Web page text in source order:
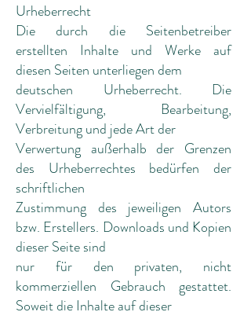
Urheberrecht
Die durch die Seitenbetreiber
erstellten Inhalte und Werke auf
diesen Seiten unterliegen dem
deutschen Urheberrecht. Die
Vervielfältigung, Bearbeitung,
Verbreitung und jede Art der
Verwertung außerhalb der Grenzen
des Urheberrechtes bedürfen der
schriftlichen
Zustimmung des jeweiligen Autors
bzw. Erstellers. Downloads und Kopien
dieser Seite sind
nur für den privaten, nicht
kommerziellen Gebrauch gestattet.
Soweit die Inhalte auf dieser